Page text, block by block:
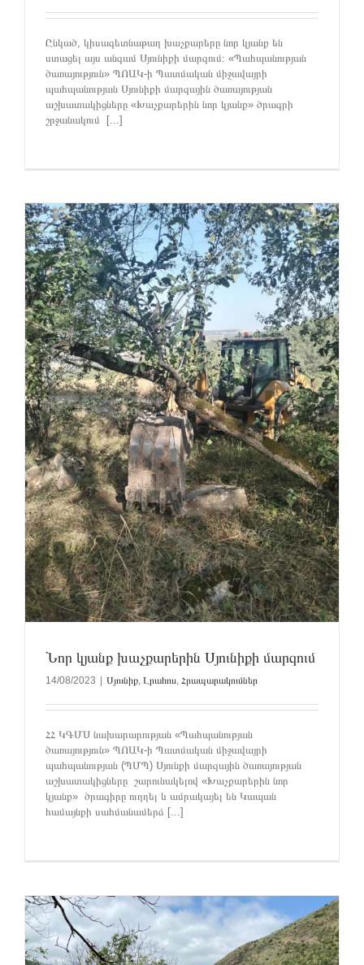
Ընկած, կիսագետնաթաղ խաչքարերը նոր կյանք են
ստացել այս անգամ Սյունիքի մարզում։ «Պահպանության
ծառայություն» ՊՈԱԿ-ի Պատմական միջավայրի
պահպանության Սյունիքի մարզային ծառայության
աշխատակիցները «Խաչքարերին նոր կյանք» ծրագրի
շրջանակում [...]
Նոր կյանք խաչքարերին Սյունիքի մարզում
14/08/2023 Սյունիք, Լրահոս, Հրապարակումներ
ՀՀ ԿԳՄՍ նախարարության «Պահպանության
ծառայություն» ՊՈԱԿ-ի Պատմական միջավայրի
պահպանության (ՊՄՊ) Սյունքի մարզային ծառայության
աշխատակիցները շարունակելով «Խաչքարերին նոր
կյանք» ծրագիրը ուղղել և ամրակայել են Կապան
համայնքի սահմանամերձ [...]